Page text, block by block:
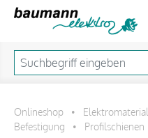
Onlineshop • Elektromaterial
Befestigung
• Profilschienen